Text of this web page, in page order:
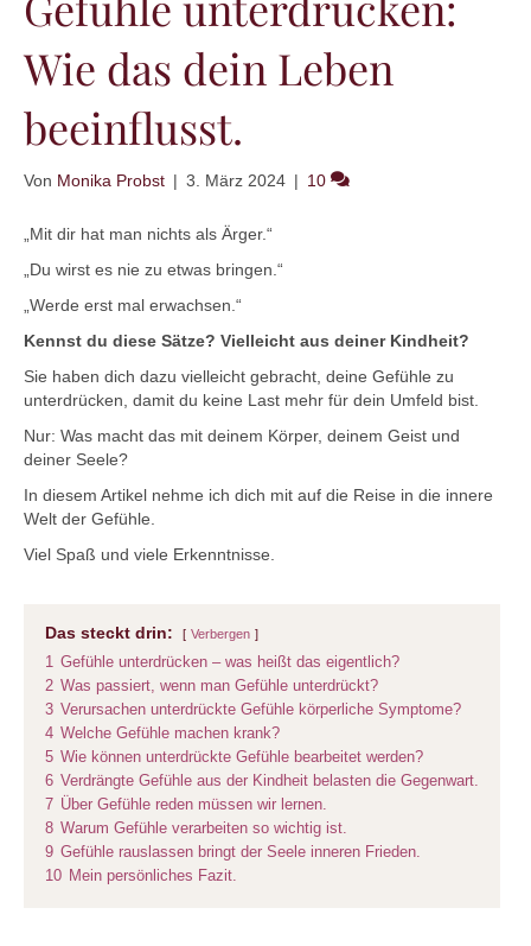
Wie das dein Leben
beeinflusst.
Von Monika Probst | 3. März 2024 | 10
„Mit dir hat man nichts als Ärger.“
„Du wirst es nie zu etwas bringen.“
„Werde erst mal erwachsen.“
Kennst du diese Sätze? Vielleicht aus deiner Kindheit?
Sie haben dich dazu vielleicht gebracht, deine Gefühle zu
unterdrücken, damit du keine Last mehr für dein Umfeld bist.
Nur: Was macht das mit deinem Körper, deinem Geist und
deiner Seele?
In diesem Artikel nehme ich dich mit auf die Reise in die innere
Welt der Gefühle.
Viel Spaß und viele Erkenntnisse.
Das steckt drin: Verbergen
1 Gefühle unterdrücken – was heißt das eigentlich?
2 Was passiert, wenn man Gefühle unterdrückt?
3 Verursachen unterdrückte Gefühle körperliche Symptome?
4 Welche Gefühle machen krank?
5 Wie können unterdrückte Gefühle bearbeitet werden?
6 Verdrängte Gefühle aus der Kindheit belasten die Gegenwart.
7 Über Gefühle reden müssen wir lernen.
8 Warum Gefühle verarbeiten so wichtig ist.
9 Gefühle rauslassen bringt der Seele inneren Frieden.
10 Mein persönliches Fazit.